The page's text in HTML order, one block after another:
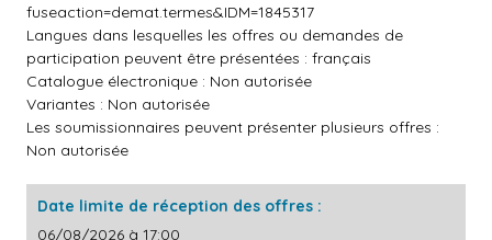
fuseaction=demat.termes&IDM=1845317
Langues dans lesquelles les offres ou demandes de
participation peuvent être présentées : français
Catalogue électronique : Non autorisée
Variantes : Non autorisée
Les soumissionnaires peuvent présenter plusieurs offres :
Non autorisée
Date limite de réception des offres :
06/08/2026 à 17:00